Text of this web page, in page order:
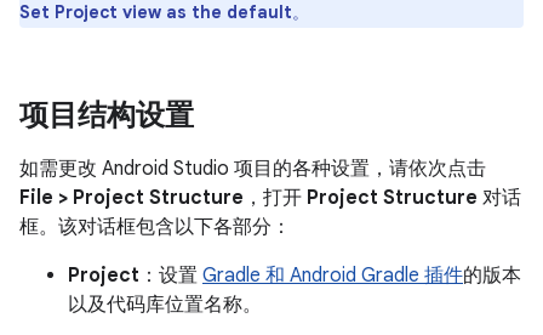
Set Project view as the default。
项目结构设置
如需更改 Android Studio 项目的各种设置，请依次点击
File > Project Structure ，打开 Project Structure 对话
框。该对话框包含以下各部分：
Project ：设置 Gradle 和 Android Gradle 插件的版本
以及代码库位置名称。